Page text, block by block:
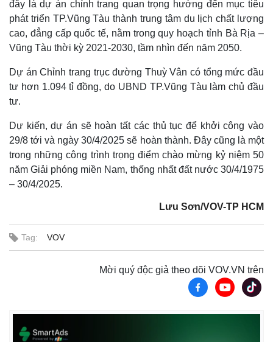
đây là dự án chỉnh trang quan trọng hướng đến mục tiêu
phát triển TP.Vũng Tàu thành trung tâm du lịch chất lượng
cao, đẳng cấp quốc tế, nằm trong quy hoạch tỉnh Bà Rịa –
Vũng Tàu thời kỳ 2021-2030, tầm nhìn đến năm 2050.
Dự án Chỉnh trang trục đường Thuỳ Vân có tổng mức đầu
tư hơn 1.094 tỉ đồng, do UBND TP.Vũng Tàu làm chủ đầu
tư.
Dự kiến, dự án sẽ hoàn tất các thủ tục để khởi công vào
29/8 tới và ngày 30/4/2025 sẽ hoàn thành. Đây cũng là một
trong những công trình trọng điểm chào mừng kỷ niệm 50
năm Giải phóng miền Nam, thống nhất đất nước 30/4/1975
– 30/4/2025.
Lưu Sơn/VOV-TP HCM
Tag: VOV
Mời quý độc giả theo dõi VOV.VN trên